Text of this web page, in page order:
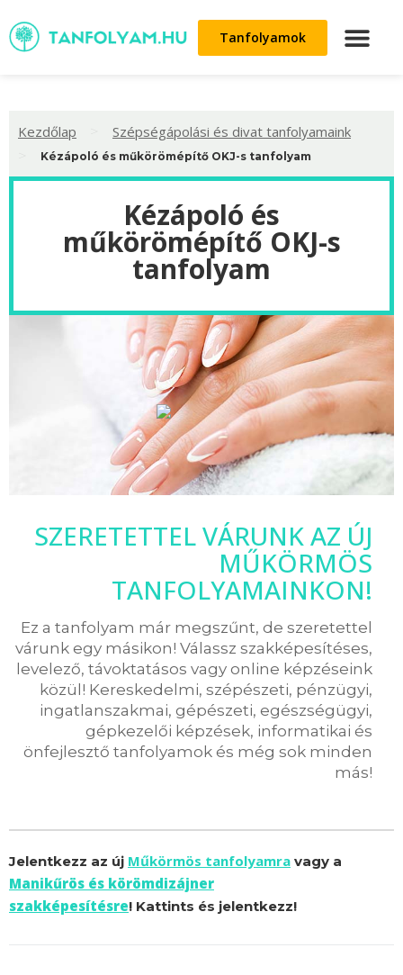
Tanfolyamok
Kezdőlap Szépségápolási és divat tanfolyamaink
Kézápoló és műkörömépítő OKJ-s tanfolyam
Kézápoló és
műkörömépítő OKJ-s
tanfolyam
SZERETETTEL VÁRUNK AZ ÚJ
MŰKÖRMÖS
TANFOLYAMAINKON!
Ez a tanfolyam már megszűnt, de szeretettel
várunk egy másikon! Válassz szakképesítéses,
levelező, távoktatásos vagy online képzéseink
közül! Kereskedelmi, szépészeti, pénzügyi,
ingatlanszakmai, gépészeti, egészségügyi,
gépkezelői képzések, informatikai és
önfejlesztő tanfolyamok és még sok minden
más!
Jelentkezz az új Műkörmös tanfolyamra vagy a
Manikűrös és körömdizájner
szakképesítésre! Kattints és jelentkezz!